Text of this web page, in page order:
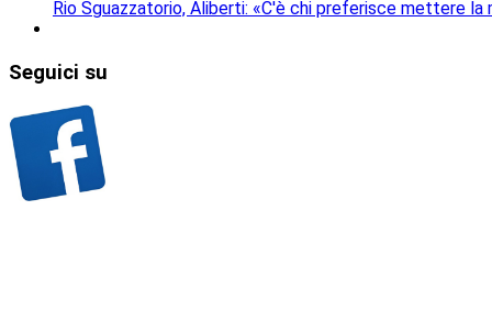
Rio Sguazzatorio, Aliberti: «C'è chi preferisce mettere la
Seguici su